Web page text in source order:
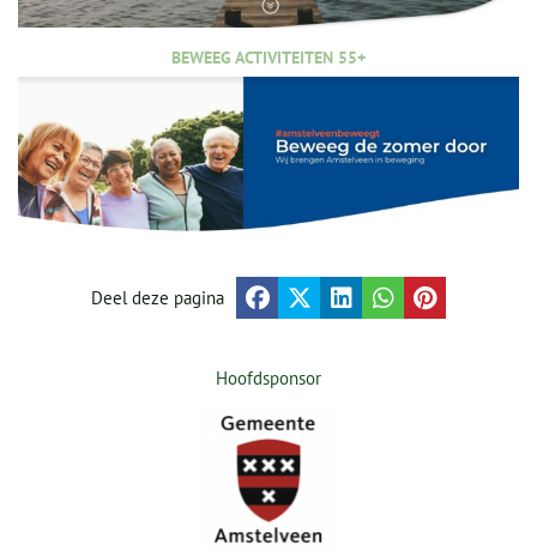
BEWEEG ACTIVITEITEN 55+
Deel deze pagina
Hoofdsponsor